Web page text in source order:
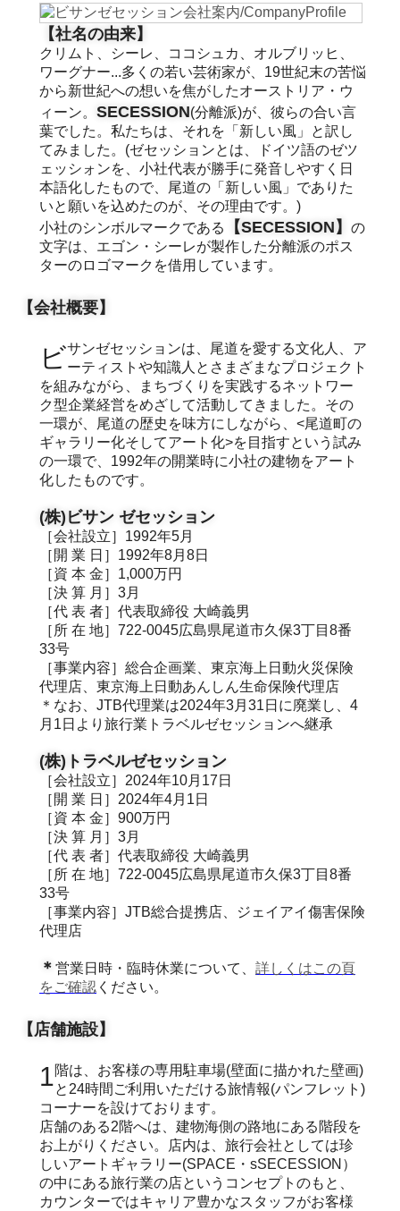
【社名の由来】
クリムト、シーレ、ココシュカ、オルブリッヒ、
ワーグナー...多くの若い芸術家が、19世紀末の苦悩
から新世紀への想いを焦がしたオーストリア・ウ
ィーン。 SECESSION(分離派)が、彼らの合い言
葉でした。私たちは、それを「新しい風」と訳し
てみました。(ゼセッションとは、ドイツ語のゼツ
ェッシォンを、小社代表が勝手に発音しやすく日
本語化したもので、尾道の「新しい風」でありた
いと願いを込めたのが、その理由です。)
小社のシンボルマークである
【SECESSION】 の
文字は、エゴン・シーレが製作した分離派のポス
ターのロゴマークを借用しています。
【会社概要】
ビサンゼセッションは、尾道を愛する文化人、アーティストや知識人とさまざまなプロジェクト
を組みながら、まちづくりを実践するネットワー
ク型企業経営をめざして活動してきました。その
一環が、尾道の歴史を味方にしながら、<尾道町の
ギャラリー化そしてアート化>を目指すという試み
の一環で、1992年の開業時に小社の建物をアート
化したものです。
(株)ビサン ゼセッション
［会社設立］1992年5月
［開 業 日］1992年8月8日
［資 本 金］1,000万円
［決 算 月］3月
［代 表 者］代表取締役 大崎義男
［所 在 地］722-0045広島県尾道市久保3丁目8番
33号
［事業内容］総合企画業、東京海上日動火災保険
代理店、東京海上日動あんしん生命保険代理店
＊なお、JTB代理業は2024年3月31日に廃業し、4
月1日より旅行業トラベルゼセッションへ継承
(株)トラベルゼセッション
［会社設立］2024年10月17日
［開 業 日］2024年4月1日
［資 本 金］900万円
［決 算 月］3月
［代 表 者］代表取締役 大崎義男
［所 在 地］722-0045広島県尾道市久保3丁目8番
33号
［事業内容］JTB総合提携店、ジェイアイ傷害保険
代理店
＊ 営業日時・臨時休業について、 詳しくはこの頁
をご確認 ください。
【店舗施設】
1階は、お客様の専用駐車場(壁面に描かれた壁画)と24時間ご利用いただける旅情報(パンフレット)
コーナーを設けております。
店舗のある2階へは、建物海側の路地にある階段を
お上がりください。店内は、旅行会社としては珍
しいアートギャラリー(SPACE・sSECESSION）
の中にある旅行業の店というコンセプトのもと、
カウンターではキャリア豊かなスタッフがお客様